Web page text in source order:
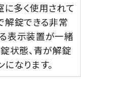
多く使用されて
解錠できる非常
表示装置が一緒
状態、青が解錠
なります。